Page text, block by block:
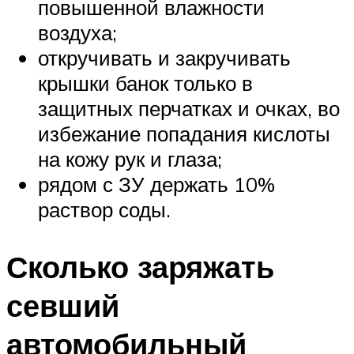
повышенной влажности
воздуха;
откручивать и закручивать
крышки банок только в
защитных перчатках и очках, во
избежание попадания кислоты
на кожу рук и глаза;
рядом с ЗУ держать 10%
раствор соды.
Сколько заряжать
севший
автомобильный